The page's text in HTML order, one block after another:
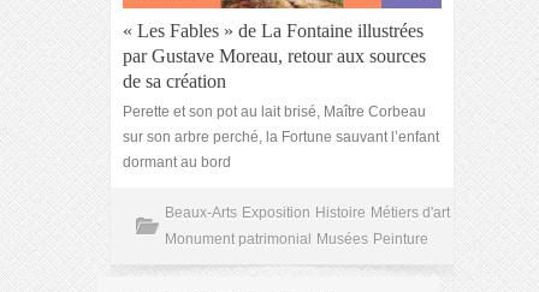
« Les Fables » de La Fontaine illustrées
par Gustave Moreau, retour aux sources
de sa création
Perette et son pot au lait brisé, Maître Corbeau
sur son arbre perché, la Fortune sauvant l’enfant
dormant au bord
Beaux-Arts Exposition Histoire Métiers d'art
Monument patrimonial
Musées Peinture